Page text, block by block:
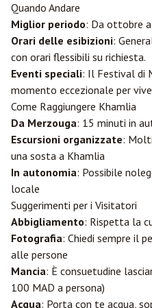
Quando Andare
Miglior periodo: Da ottobre
Orari delle esibizioni:
con orari flessibili su richiesta.
Eventi speciali: Il Festival di
momento eccezionale per
Come Raggiungere Khamlia
Da Merzouga: 15 minuti in
Escursioni organizzate:
una sosta a Khamlia
In autonomia: Possibile
locale
Suggerimenti per i Visitatori
Abbigliamento: Rispetta la
Fotografia: Chiedi sempre il
alle persone
Mancia: È consuetudine
100 MAD a persona)
Acqua: Porta con te acqua,